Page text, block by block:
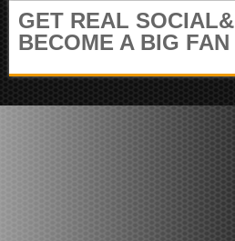
m
u
n
t
y
GET REAL SOCIAL&
BECOME A BIG FAN